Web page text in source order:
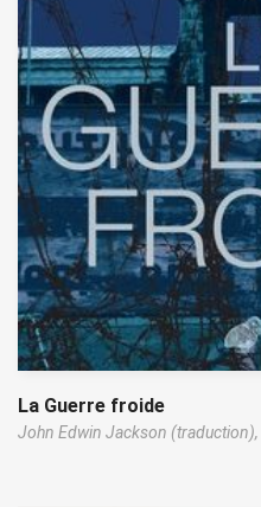
La Guerre froide
John Edwin Jackson (traduction),